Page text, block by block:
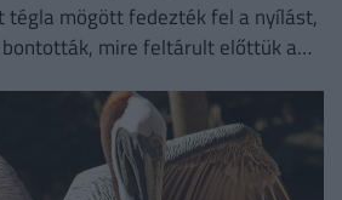
tégla mögött fedezték fel a nyílást,
mire feltárult előttük a